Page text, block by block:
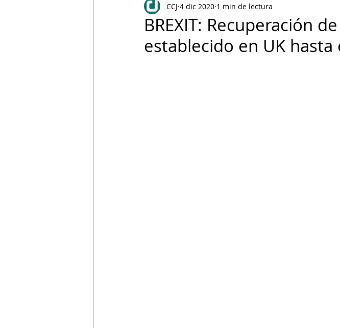
Artículos, noticias Normativa aduanera
BREXIT: Recuperación
establecido en UK hasta
CCJ 4 dic 2020 1 min de lectura